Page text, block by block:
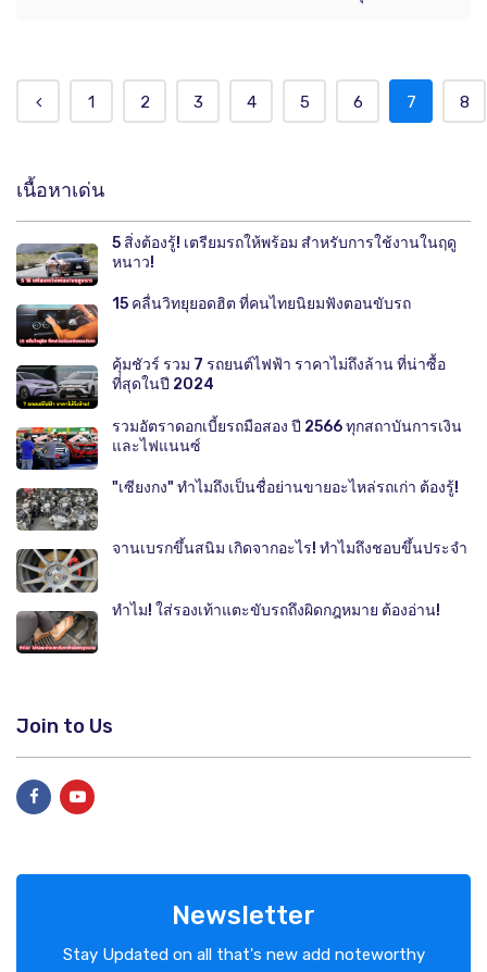
1 2 3 4 5 6 7 8
เนื้อหาเด่น
5 สิ่งต้องรู้! เตรียมรถให้พร้อม สำหรับการใช้งานในฤดู
หนาว!
15 คลื่นวิทยุยอดฮิต ที่คนไทยนิยมฟังตอนขับรถ
คุ้มชัวร์ รวม 7 รถยนต์ไฟฟ้า ราคาไม่ถึงล้าน ที่น่าซื้อ
ที่สุดในปี 2024
รวมอัตราดอกเบี้ยรถมือสอง ปี 2566 ทุกสถาบันการเงิน
และไฟแนนซ์
"เซียงกง" ทำไมถึงเป็นชื่อย่านขายอะไหล่รถเก่า ต้องรู้!
จานเบรกขึ้นสนิม เกิดจากอะไร! ทำไมถึงชอบขึ้นประจำ
ทำไม! ใส่รองเท้าแตะขับรถถึงผิดกฎหมาย ต้องอ่าน!
Join to Us
Newsletter
Stay Updated on all that's new add noteworthy